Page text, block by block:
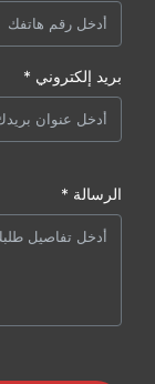
بريد إلكتروني *
الرسالة *